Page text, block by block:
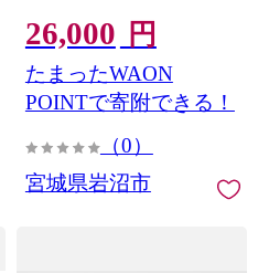
ち 4ロール × 6パック 香り
付き フラワーパック 日用
品 長持ち 防災 備蓄 消耗品
生活雑貨 生活用品 トイレ
ット ペーパー といれっと
ィッシュペーパー てぃっ
26,000 円
たまったWAON
POINTで寄附できる！
（0）
宮城県岩沼市